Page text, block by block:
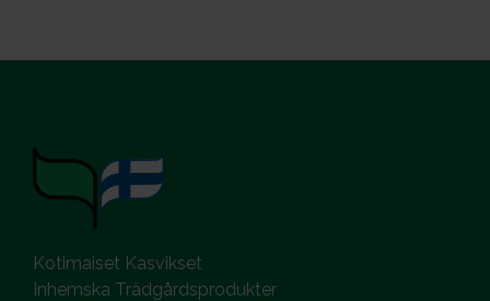
Kotimaiset Kasvikset
Inhemska Trädgårdsprodukter